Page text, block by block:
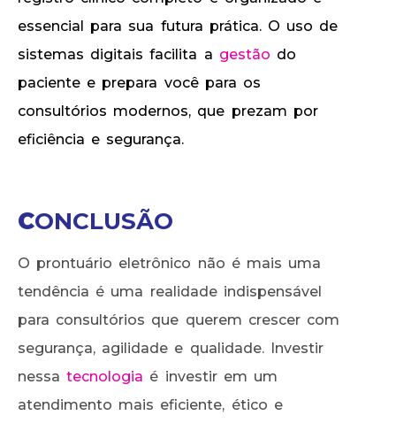
essencial para sua futura prática. O uso de
sistemas digitais facilita a gestão do
paciente e prepara você para os
consultórios modernos, que prezam por
eficiência e segurança.
CONCLUSÃO
O prontuário eletrônico não é mais uma
tendência é uma realidade indispensável
para consultórios que querem crescer com
segurança, agilidade e qualidade. Investir
nessatecnologia é investir em um
atendimento mais eficiente, ético e